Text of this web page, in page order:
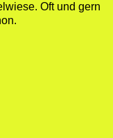
Oft und gern